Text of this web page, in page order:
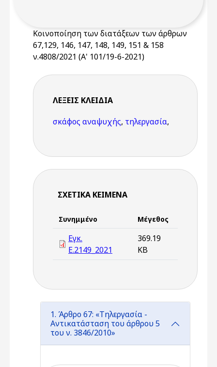
Κοινοποίηση των διατάξεων των άρθρων
67,129, 146, 147, 148, 149, 151 & 158
ν.4808/2021 (Α' 101/19-6-2021)
ΛΈΞΕΙΣ KΛΕΙΔΙΆ
σκάφος αναψυχής, τηλεργασία,
ΣΧΕΤΙΚΆ ΚΕΊΜΕΝΑ
Συνημμένο Μέγεθος
Εγκ.
Ε.2149_2021
369.19
KB
1. Άρθρο 67: «Τηλεργασία -
Αντικατάσταση του άρθρου 5
του ν. 3846/2010»